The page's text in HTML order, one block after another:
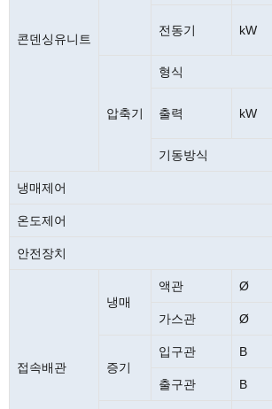
콘덴싱유니트
전동기 kW
압축기
형식
출력 kW
기동방식
냉매제어
온도제어
안전장치
접속배관
냉매
액관 Ø
가스관 Ø
증기
입구관 B
출구관 B